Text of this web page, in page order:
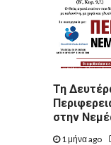
Τη
στην
1 μήνα ago